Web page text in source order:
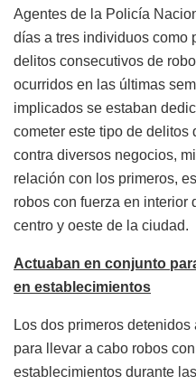
Agentes de la Policía
días a tres individuos como
delitos consecutivos de
ocurridos en las últimas
implicados se estaban
cometer este tipo de delitos
contra diversos negocios,
relación con los primeros,
robos con fuerza en interior
centro y oeste de la ciudad.
Actuaban en conjunto
en establecimientos
Los dos primeros
para llevar a cabo robos
establecimientos durante